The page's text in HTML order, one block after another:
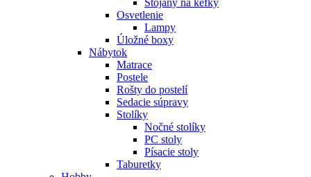
Osvetlenie
Lampy
Úložné boxy
Nábytok
Matrace
Postele
Rošty do postelí
Sedacie súpravy
Stolíky
Nočné stolíky
PC stoly
Písacie stoly
Taburetky